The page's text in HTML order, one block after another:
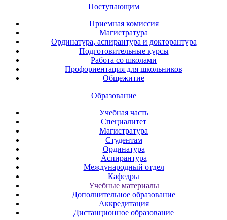
Поступающим
Приемная комиссия
Магистратура
Ординатура, аспирантура и докторантура
Подготовительные курсы
Работа со школами
Профориентация для школьников
Общежитие
Образование
Учебная часть
Специалитет
Магистратура
Студентам
Ординатура
Аспирантура
Международный отдел
Кафедры
Учебные материалы
Дополнительное образование
Аккредитация
Дистанционное образование